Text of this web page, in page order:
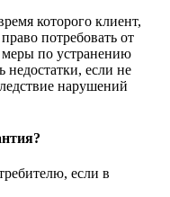
которого клиент,
потребовать от
меры по устранению
недостатки, если не
нарушений
если в